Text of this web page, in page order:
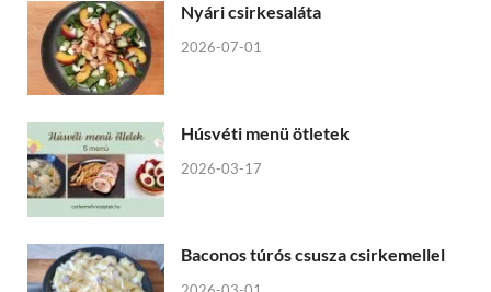
Nyári csirkesaláta
2026-07-01
Húsvéti menü ötletek
2026-03-17
Baconos túrós csusza csirkemellel